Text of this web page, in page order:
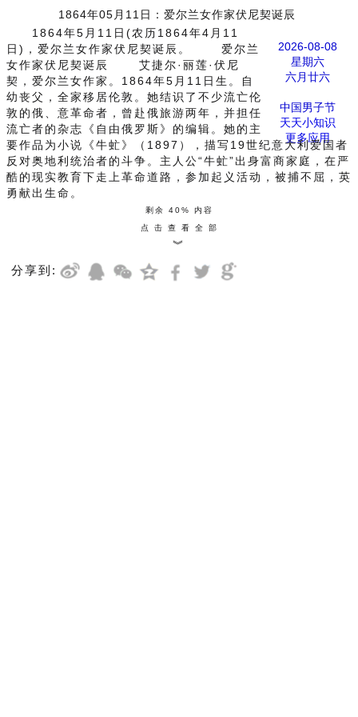
1864年05月11日：爱尔兰女作家伏尼契诞辰
2026-08-08
星期六
六月廿六
中国男子节
天天小知识
更多应用
1864年5月11日(农历1864年4月11
日)，爱尔兰女作家伏尼契诞辰。 爱尔兰
女作家伏尼契诞辰 艾捷尔·丽莲·伏尼
契，爱尔兰女作家。1864年5月11日生。自
幼丧父，全家移居伦敦。她结识了不少流亡伦
敦的俄、意革命者，曾赴俄旅游两年，并担任
流亡者的杂志《自由俄罗斯》的编辑。她的主
要作品为小说《牛虻》（1897），描写19世纪意大利爱国者
反对奥地利统治者的斗争。主人公“牛虻”出身富商家庭，在严
酷的现实教育下走上革命道路，参加起义活动，被捕不屈，英
勇献出生命。
剩余 40% 内容
点 击 查 看 全 部
︾
分享到: